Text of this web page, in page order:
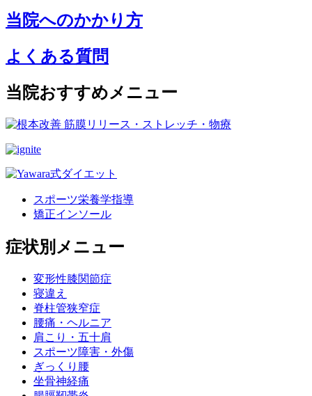
当院へのかかり方
よくある質問
当院おすすめメニュー
スポーツ栄養学指導
矯正インソール
症状別メニュー
変形性膝関節症
寝違え
脊柱管狭窄症
腰痛・ヘルニア
肩こり・五十肩
スポーツ障害・外傷
ぎっくり腰
坐骨神経痛